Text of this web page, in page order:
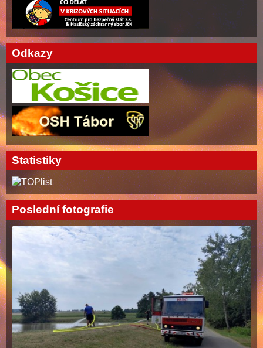
Odkazy
Statistiky
Poslední fotografie